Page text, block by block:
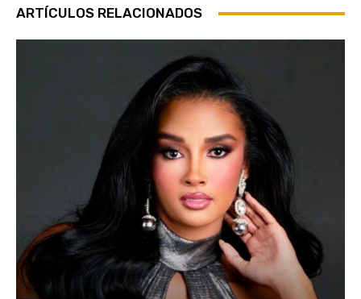
ARTÍCULOS RELACIONADOS